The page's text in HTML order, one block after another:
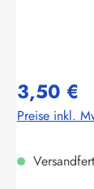
3,50 €
Preise inkl.